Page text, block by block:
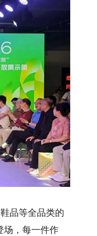
品等全品类的
场，每一件作